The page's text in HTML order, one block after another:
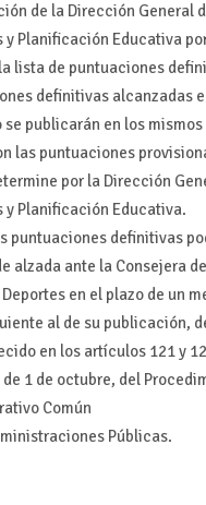
de la Dirección General
y Planificación Educativa
lista de puntuaciones
definitivas alcanzadas
se publicarán en los
las puntuaciones
por la Dirección
y Planificación Educativa.
puntuaciones definitivas
alzada ante la Consejera
en el plazo de un
al de su publicación,
en los artículos 121 y
1 de octubre, del
Común
Públicas.